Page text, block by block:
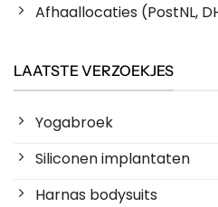
Afhaallocaties (PostNL,
LAATSTE VERZOEKJES
Yogabroek
Siliconen implantaten
Harnas bodysuits